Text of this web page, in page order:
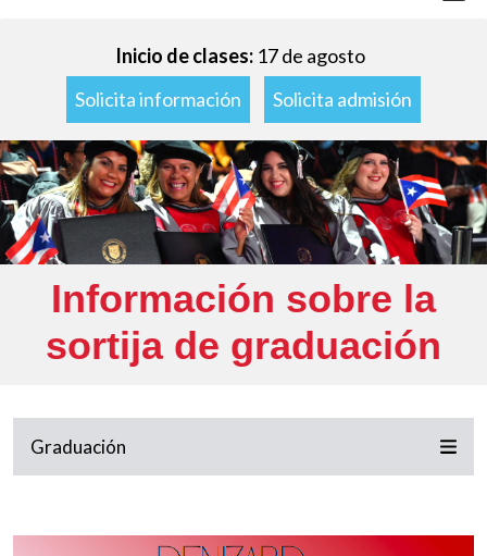
Inicio de clases: 17 de agosto
Solicita información
Solicita admisión
Información sobre la
sortija de graduación
Graduación